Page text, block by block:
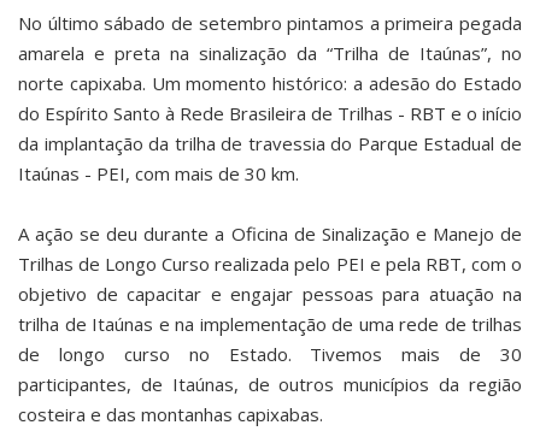
No último sábado de setembro pintamos a primeira pegada
amarela e preta na sinalização da “Trilha de Itaúnas”, no
norte capixaba. Um momento histórico: a adesão do Estado
do Espírito Santo à Rede Brasileira de Trilhas - RBT e o início
da implantação da trilha de travessia do Parque Estadual de
Itaúnas - PEI, com mais de 30 km.
A ação se deu durante a Oficina de Sinalização e Manejo de
Trilhas de Longo Curso realizada pelo PEI e pela RBT, com o
objetivo de capacitar e engajar pessoas para atuação na
trilha de Itaúnas e na implementação de uma rede de trilhas
de longo curso no Estado. Tivemos mais de 30
participantes, de Itaúnas, de outros municípios da região
costeira e das montanhas capixabas.